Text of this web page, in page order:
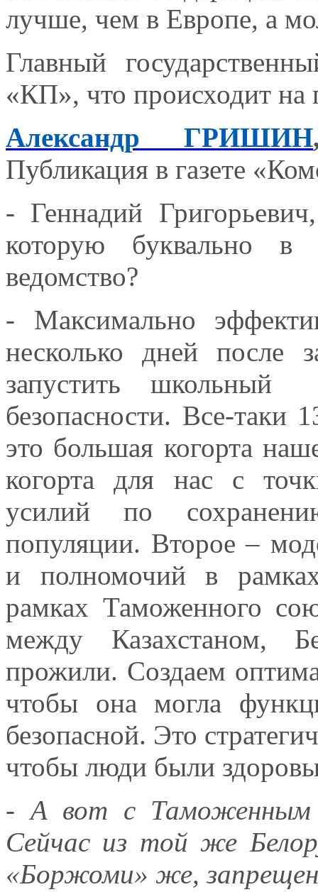
лучше, чем в Европе, а
Главный
«КП», что происходит на
Александр ГРИШИН
Публикация в газете
- Геннадий
которую буквально
ведомство?
- Максимально
несколько дней после
запустить
безопасности. Все-таки
это большая когорта
когорта для нас с
усилий по
популяции. Второе –
и полномочий в
рамках Таможенного
между Казахстаном,
прожили. Создаем
чтобы она могла
безопасной. Это
чтобы люди были
- А вот с Таможенным
Сейчас из той же
«Боржоми» же,